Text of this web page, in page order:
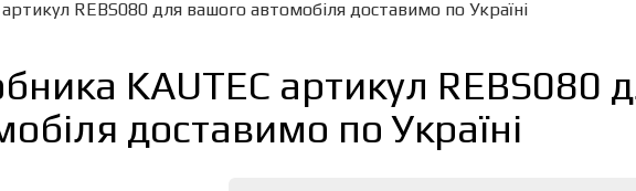
REBS080 для вашого автомобіля доставимо по Україні
KAUTEC артикул REBS080
доставимо по Україні